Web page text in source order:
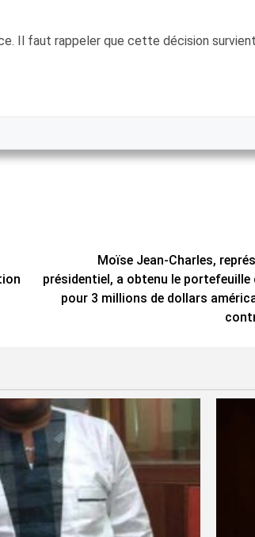
Il faut rappeler que cette décision
Moïse Jean-Charles,
présidentiel, a obtenu le portefeuille
pour 3 millions de dollars